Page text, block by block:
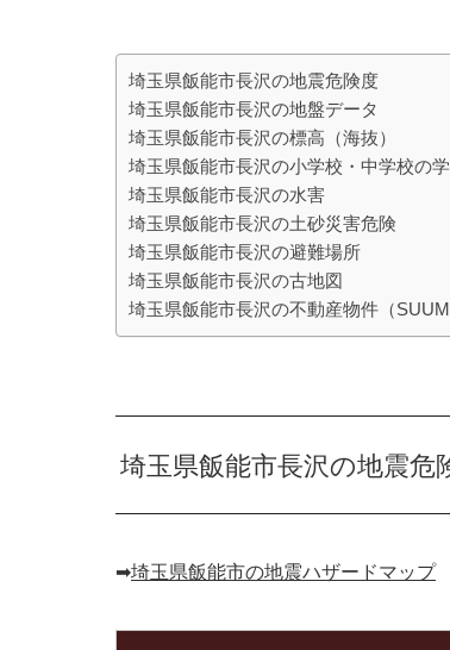
埼玉県飯能市長沢の地震危険度
埼玉県飯能市長沢の地盤データ
埼玉県飯能市長沢の標高（海抜）
埼玉県飯能市長沢の小学校・中学校の
埼玉県飯能市長沢の水害
埼玉県飯能市長沢の土砂災害危険
埼玉県飯能市長沢の避難場所
埼玉県飯能市長沢の古地図
埼玉県飯能市長沢の不動産物件（
埼玉県飯能市長沢の地震危
➡︎埼玉県飯能市の地震ハザードマップ